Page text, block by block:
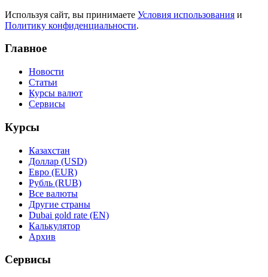
Используя сайт, вы принимаете Условия использования и
Политику конфиденциальности.
Главное
Новости
Статьи
Курсы валют
Сервисы
Курсы
Казахстан
Доллар (USD)
Евро (EUR)
Рубль (RUB)
Все валюты
Другие страны
Dubai gold rate (EN)
Калькулятор
Архив
Сервисы